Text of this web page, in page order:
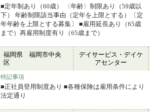
■定年制あり（60歳） 〈年齢〉制限あり（59歳以
下） 年齢制限該当事由（定年を上限とする）〔定
年年齢を上限とする募集〕 ■雇用延長あり（65歳
まで）再雇用制度有り（65歳まで）
福岡県 福岡市中央
区
デイサービス・デイケ
アセンター
特記事項
■正社員登用制度あり ■各種保険は雇用条件により
法定通り